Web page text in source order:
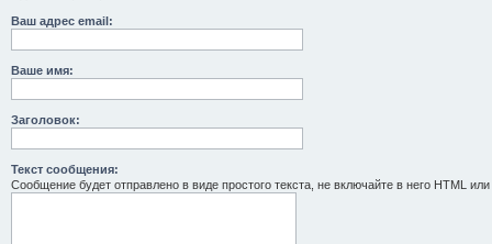
Ваш адрес email:
Ваше имя:
Заголовок:
Текст сообщения:
Сообщение будет отправлено в виде простого текста, не включайте в него HTML